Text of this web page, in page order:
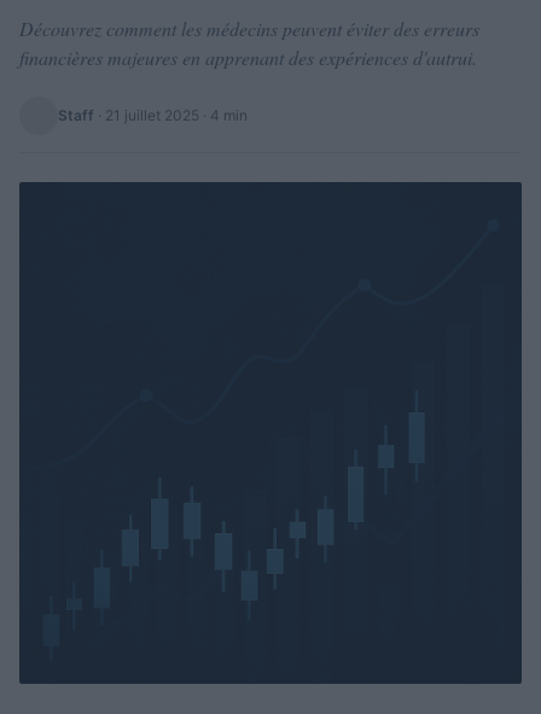
Découvrez comment les médecins peuvent éviter des erreurs
financières majeures en apprenant des expériences d'autrui.
Staff · 21 juillet 2025 · 4 min